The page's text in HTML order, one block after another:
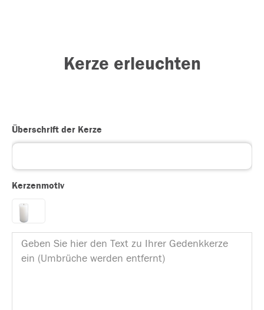
Kerze erleuchten
Überschrift der Kerze
Kerzenmotiv